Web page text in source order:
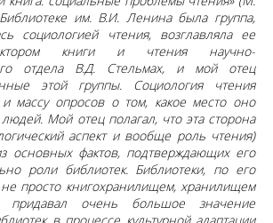
им. В.И. Ленина была группа,
социологией чтения, возглавляла ее
книги и чтения научно-
отдела В.Д. Стельмах, и мой отец
этой группы. Социология чтения
массу опросов о том, какое место оно
Мой отец полагал, что эта сторона
аспект и вообще роль чтения)
основных фактов, подтверждающих его
роли библиотек. Библиотеки, по его
просто книгохранилищем, хранилищем
придавал очень большое значение